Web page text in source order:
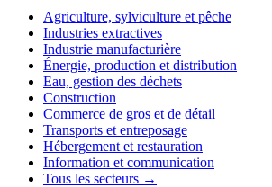
Agriculture, sylviculture et pêche
Industries extractives
Industrie manufacturière
Énergie, production et distribution
Eau, gestion des déchets
Construction
Commerce de gros et de détail
Transports et entreposage
Hébergement et restauration
Information et communication
Tous les secteurs →